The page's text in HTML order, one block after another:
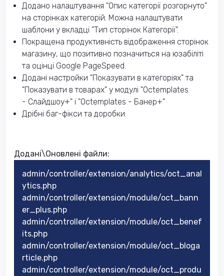
Додано налаштування "Опис категорії розгорнуто"
на сторінках категорій. Можна налаштувати
шаблони у вкладці "Тип сторінок Категорії".
Покращена продуктивність відображення сторінок
магазину, що позитивно позначиться на юзабіліті
та оцінці Google PageSpeed.
Додані настройки "Показувати в категоріях" та
"Показувати в товарах" у модулі "Octemplates
- Слайдшоу+" і "Octemplates - Банер+"
Дрібні баг-фікси та доробки.
Додані\Оновлені файли:
admin/controller/extension/analytics/oct_anal
ytics.php
admin/controller/extension/module/oct_bann
er_plus.php
admin/controller/extension/module/oct_benef
its.php
admin/controller/extension/module/oct_bloga
rticle.php
admin/controller/extension/module/oct_produ